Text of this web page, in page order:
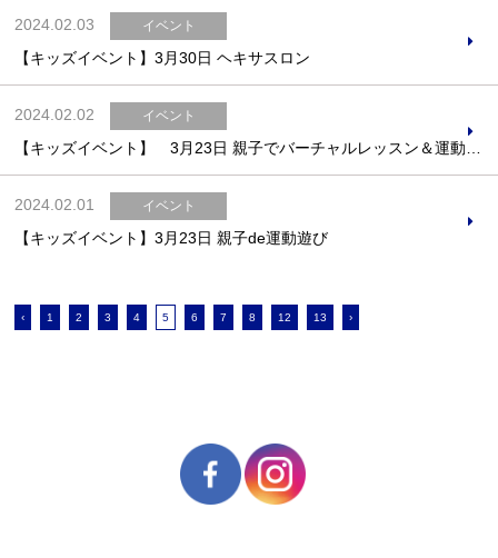
2024.02.03 イベント
【キッズイベント】3月30日 ヘキサスロン
2024.02.02 イベント
2024.02.01 イベント
【キッズイベント】3月23日 親子de運動遊び
‹ 1 2 3 4 5 6 7 8 12 13 ›